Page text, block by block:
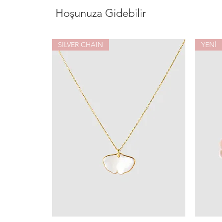
Hoşunuza Gidebilir
SILVER CHAIN YENİ